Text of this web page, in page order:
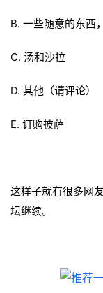
分
享
例
操
盘
B. 一些随意的东西
C. 汤和沙拉
D. 其他（请评论）
E. 订购披萨
这样子就有很多网
坛继续。